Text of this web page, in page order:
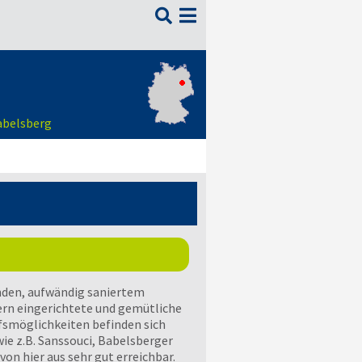

aufwändig saniertem
eingerichtete und gemütliche
befinden sich
z.B. Sanssouci, Babelsberger
hier aus sehr gut erreichbar.